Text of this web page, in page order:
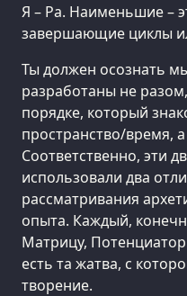
Я – Ра. Наименьшие –
завершающие циклы
Ты должен осознать
разработаны не
порядке, который
пространство/время,
Соответственно, эти
использовали два
рассматривания
опыта. Каждый,
Матрицу,
есть та жатва, с
творение.